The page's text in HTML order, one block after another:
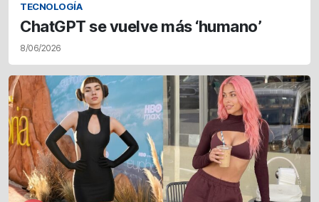
TECNOLOGÍA
ChatGPT se vuelve más ‘humano’
8/06/2026